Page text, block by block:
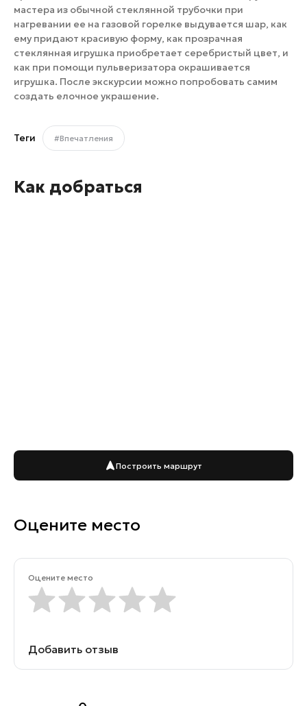
мастера из обычной стеклянной трубочки при
нагревании ее на газовой горелке выдувается шар, как
ему придают красивую форму, как прозрачная
стеклянная игрушка приобретает серебристый цвет, и
как при помощи пульверизатора окрашивается
игрушка. После экскурсии можно попробовать самим
создать елочное украшение.
Теги #Впечатления
Как добраться
Построить маршрут
Оцените место
Оцените место
Добавить отзыв